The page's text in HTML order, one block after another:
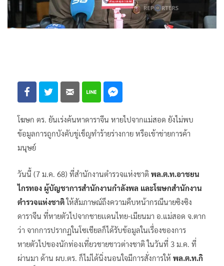
โฆษก ตร. ยันเร่งค้นหาดาราจีน หายไปจากแม่สอด ยังไม่พบ
ข้อมูลการถูกบังคับขู่เข็ญทำร้ายร่างกาย หรือเข้าข่ายการค้า
มนุษย์
วันนี้ (7 ม.ค. 68) ที่สำนักงานตำรวจแห่งชาติ พล.ต.ท.อาชยน
ไกรทอง ผู้บัญชาการสำนักงานกำลังพล และโฆษกสำนักงาน
ตำรวจแห่งชาติให้สัมภาษณ์ถึงความคืบหน้ากรณีนายซิงซิง
ดาราจีน ที่หายตัวไปจากชายเเดนไทย-เมียนมา อ.แม่สอด จ.ตาก
ว่า จากการปรากฏในโซเชียลก็ได้รับข้อมูลในเรื่องของการ
หายตัวไปของนักท่องเที่ยวชายชาวต่างชาติ ในวันที่ 3 ม.ค. ที่
ผ่านมา ด้าน ผบ.ตร. ก็ไม่ได้นิ่งนอนใจมีการสั่งการให้ พล.ต.ท.กิ